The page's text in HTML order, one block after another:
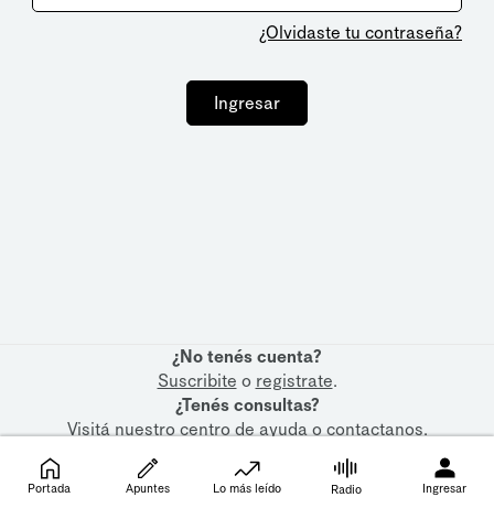
¿Olvidaste tu contraseña?
Ingresar
¿No tenés cuenta?
Suscribite o registrate.
¿Tenés consultas?
Visitá nuestrocentro de ayudaocontactanos.
Portada Apuntes Lo más leído Radio Ingresar